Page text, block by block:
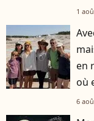
1
en
où
6